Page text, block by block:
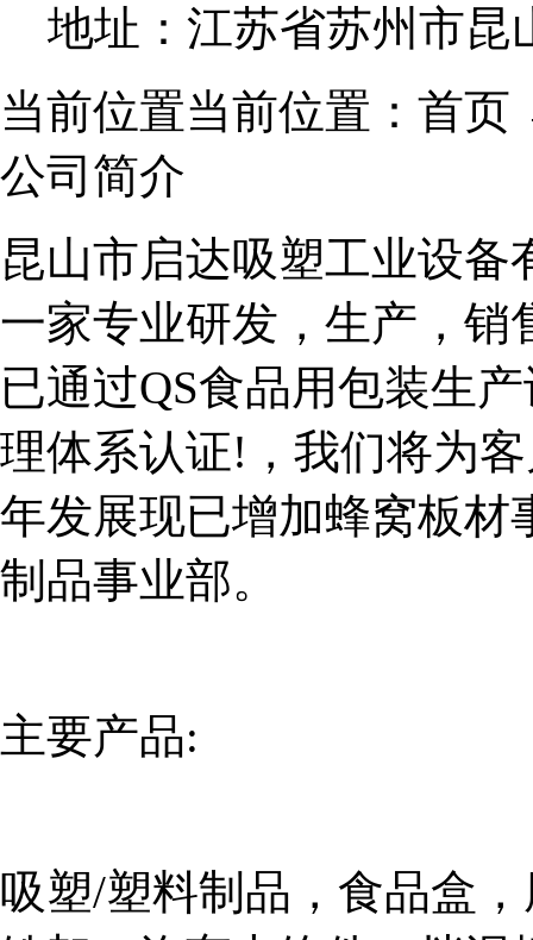
地址：江苏省苏州市昆
当前位置当前位置：首
公司简介
昆山市启达吸塑工业设备
一家专业研发，生产，销
已通过QS食品用包装生
理体系认证!，我们将为
年发展现已增加蜂窝板材
制品事业部。
主要产品:
吸塑/塑料制品，食品盒